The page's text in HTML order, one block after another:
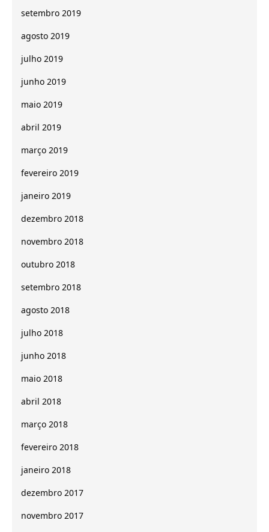
setembro 2019
agosto 2019
julho 2019
junho 2019
maio 2019
abril 2019
março 2019
fevereiro 2019
janeiro 2019
dezembro 2018
novembro 2018
outubro 2018
setembro 2018
agosto 2018
julho 2018
junho 2018
maio 2018
abril 2018
março 2018
fevereiro 2018
janeiro 2018
dezembro 2017
novembro 2017